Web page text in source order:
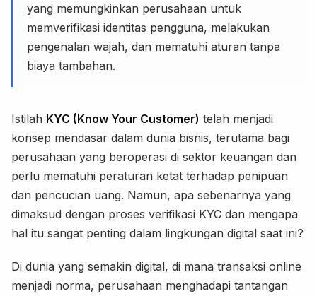
yang memungkinkan perusahaan untuk
memverifikasi identitas pengguna, melakukan
pengenalan wajah, dan mematuhi aturan tanpa
biaya tambahan.
Istilah KYC (Know Your Customer) telah menjadi
konsep mendasar dalam dunia bisnis, terutama bagi
perusahaan yang beroperasi di sektor keuangan dan
perlu mematuhi peraturan ketat terhadap penipuan
dan pencucian uang. Namun, apa sebenarnya yang
dimaksud dengan proses verifikasi KYC dan mengapa
hal itu sangat penting dalam lingkungan digital saat ini?
Di dunia yang semakin digital, di mana transaksi online
menjadi norma, perusahaan menghadapi tantangan